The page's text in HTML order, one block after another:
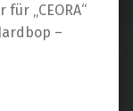
„CEORA“
–